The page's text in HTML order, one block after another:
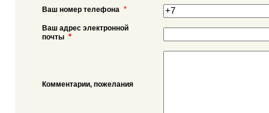
Ваш номер телефона *
Ваш адрес электронной
почты *
Комментарии, пожелания